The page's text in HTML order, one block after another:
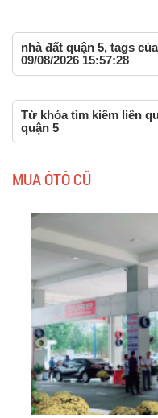
nhà đất quận 5, tags
09/08/2026 15:57:28
Từ khóa tìm kiếm liên
quận 5
MUA ÔTÔ CŨ